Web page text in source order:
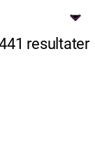
resultater